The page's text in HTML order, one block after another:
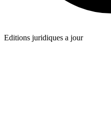
Editions juridiques a jour